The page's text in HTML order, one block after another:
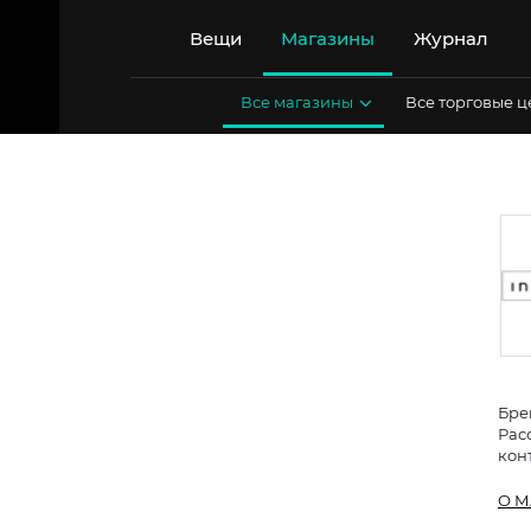
Вещи Магазины Журнал
Все магазины Все торговые
О